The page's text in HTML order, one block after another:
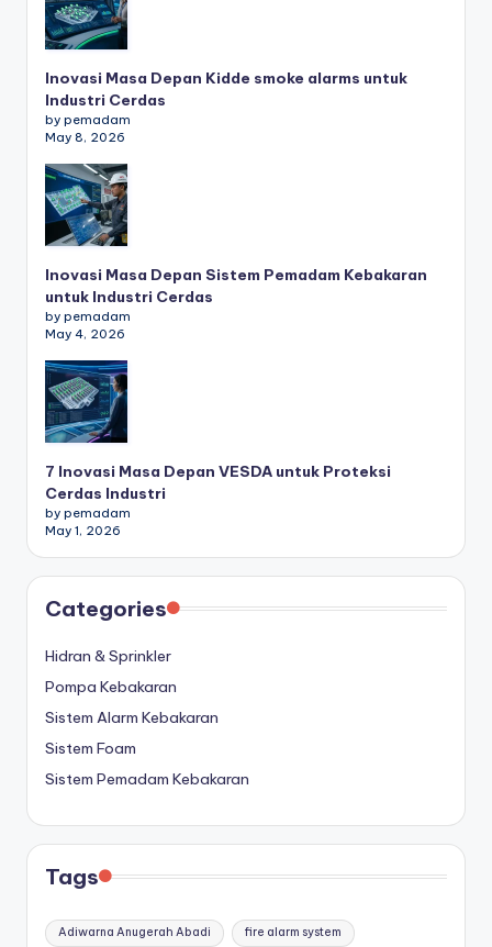
Inovasi Masa Depan Kidde smoke alarms untuk
Industri Cerdas
by pemadam
May 8, 2026
Inovasi Masa Depan Sistem Pemadam Kebakaran
untuk Industri Cerdas
by pemadam
May 4, 2026
7 Inovasi Masa Depan VESDA untuk Proteksi
Cerdas Industri
by pemadam
May 1, 2026
Categories
Hidran & Sprinkler
Pompa Kebakaran
Sistem Alarm Kebakaran
Sistem Foam
Sistem Pemadam Kebakaran
Tags
Adiwarna Anugerah Abadi fire alarm system